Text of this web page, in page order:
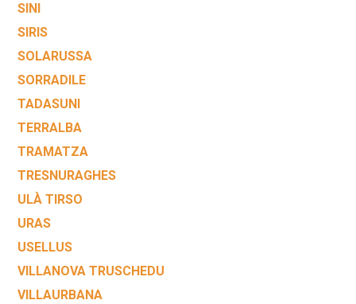
SINI
SIRIS
SOLARUSSA
SORRADILE
TADASUNI
TERRALBA
TRAMATZA
TRESNURAGHES
ULÀ TIRSO
URAS
USELLUS
VILLANOVA TRUSCHEDU
VILLAURBANA